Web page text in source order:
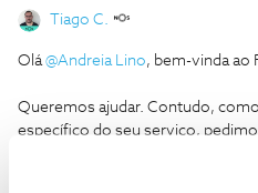
Tiago C.
Olá@Andreia Lino, bem-vinda ao
Queremos ajudar. Contudo,
específico do seu serviço,
o assunto se encontre em